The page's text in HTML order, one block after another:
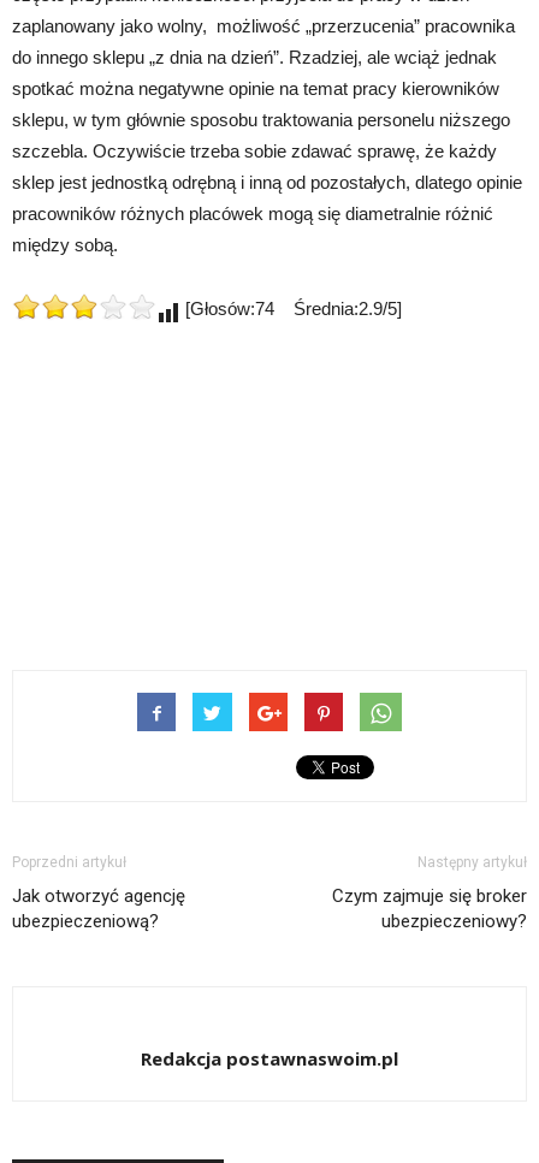
zaplanowany jako wolny, możliwość „przerzucenia” pracownika
do innego sklepu „z dnia na dzień”. Rzadziej, ale wciąż jednak
spotkać można negatywne opinie na temat pracy kierowników
sklepu, w tym głównie sposobu traktowania personelu niższego
szczebla. Oczywiście trzeba sobie zdawać sprawę, że każdy
sklep jest jednostką odrębną i inną od pozostałych, dlatego opinie
pracowników różnych placówek mogą się diametralnie różnić
między sobą.
[Głosów:74 Średnia:2.9/5]
Poprzedni artykuł
Jak otworzyć agencję
ubezpieczeniową?
Następny artykuł
Czym zajmuje się broker
ubezpieczeniowy?
Redakcja postawnaswoim.pl